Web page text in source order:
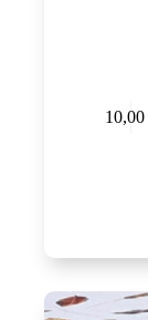
10,00